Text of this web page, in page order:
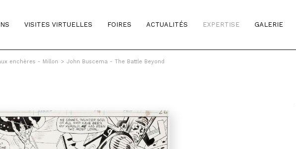
VISITES VIRTUELLES FOIRES ACTUALITÉS EXPERTISE GALERIE
enchères - Millon > John Buscema - The Battle Beyond